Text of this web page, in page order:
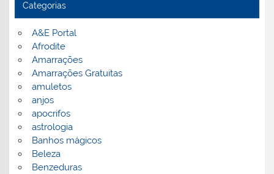
Categorias
A&E Portal
Afrodite
Amarrações
Amarrações Gratuitas
amuletos
anjos
apocrifos
astrologia
Banhos mágicos
Beleza
Benzeduras